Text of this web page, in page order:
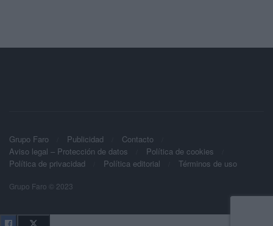
Grupo Faro Publicidad
Contacto
Aviso legal – Protección de datos
Política de cookies
Política de privacidad
Política editorial Términos de uso
Grupo Faro © 2023